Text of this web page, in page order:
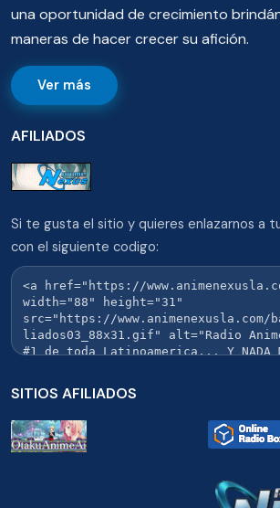
una oportunidad de crecimiento
maneras de hacer crecer su afición.
Ver más
AFILIADOS
Si te gusta el sitio y quieres enlazarnos a
con el siguiente codigo:
SITIOS AFILIADOS